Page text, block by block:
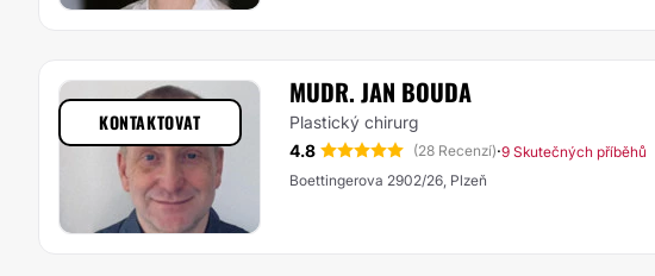
MUDR. JAN BOUDA
Plastický chirurg
4.8
(28 Recenzí)·9 Skutečných příběhů
Boettingerova 2902/26, Plzeň
KONTAKTOVAT